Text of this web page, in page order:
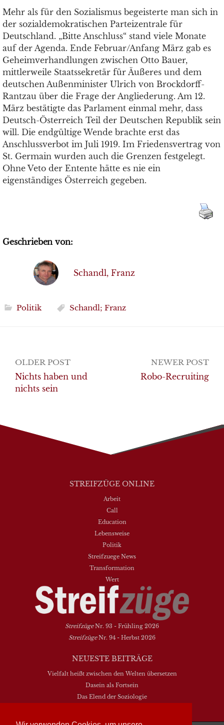
Mehr als für den Sozialismus begeisterte man sich in
der sozialdemokratischen Parteizentrale für
Deutschland. „Bitte Anschluss“ stand viele Monate
auf der Agenda. Ende Februar/Anfang März gab es
Geheimverhandlungen zwischen Otto Bauer,
mittlerweile Staatssekretär für Äußeres und dem
deutschen Außenminister Ulrich von Brockdorff-
Rantzau über die Frage der Angliederung. Am 12.
März bestätigte das Parlament einmal mehr, dass
Deutsch-Österreich Teil der Deutschen Republik sein
will. Die endgültige Wende brachte erst das
Anschlussverbot im Juli 1919. Im Friedensvertrag von
St. Germain wurden auch die Grenzen festgelegt.
Ohne Veto der Entente hätte es nie ein
eigenständiges Österreich gegeben.
Geschrieben von:
Schandl, Franz
Politik Schandl; Franz
Post
navigation
OLDER POST
Nichts haben und
nichts sein
NEWER POST
Robo-Recruiting
STREIFZÜGE ONLINE
Arbeit
Call
Education
Lebensweise
Politik
Streifzuege News
Transformation
Wert
StreifzügeNr. 93 - Frühling 2026
StreifzügeNr. 94 - Herbst 2026
NEUESTE BEITRÄGE
Vielfalt heißt zwischen den Welten übersetzen
Dasein als Fortsein
Das Elend der Soziologie